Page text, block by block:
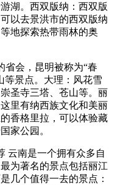
湖。西双版纳：西双版
以去景洪市的西双版纳
地探索热带雨林的奥
省会，昆明被称为“春
等景点。大理：风花雪
圣寺三塔、苍山等。丽
里有纳西族文化和美丽
香格里拉，可以体验藏
家公园。
云南是一个拥有众多自
为著名的景点包括丽江
几个值得一去的景点：